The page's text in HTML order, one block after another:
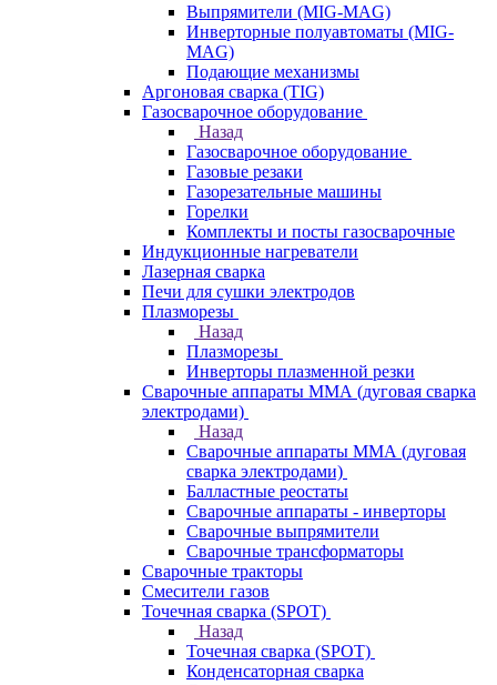
Выпрямители (MIG-MAG)
Инверторные полуавтоматы (MIG-
MAG)
Подающие механизмы
Аргоновая сварка (TIG)
Газосварочное оборудование
Назад
Газосварочное оборудование
Газовые резаки
Газорезательные машины
Горелки
Комплекты и посты газосварочные
Индукционные нагреватели
Лазерная сварка
Печи для сушки электродов
Плазморезы
Назад
Плазморезы
Инверторы плазменной резки
Сварочные аппараты ММА (дуговая сварка
электродами)
Назад
Сварочные аппараты ММА (дуговая
сварка электродами)
Балластные реостаты
Сварочные аппараты - инверторы
Сварочные выпрямители
Сварочные трансформаторы
Сварочные тракторы
Смесители газов
Точечная сварка (SPOT)
Назад
Точечная сварка (SPOT)
Конденсаторная сварка